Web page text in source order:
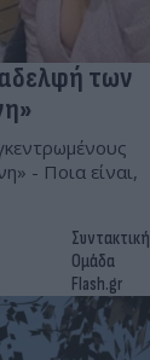
των
- Ποια είναι,
Συντακτική
Ομάδα
Flash.gr